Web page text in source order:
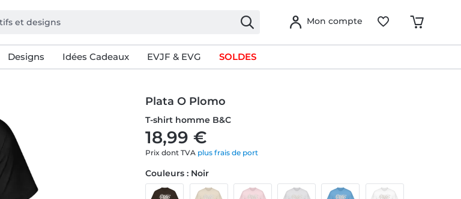
Mon compte
Designs Idées Cadeaux EVJF & EVG SOLDES
Plata O Plomo
T-shirt homme B&C
18,99 €
Prix dont TVA plus frais de port
Couleurs : Noir